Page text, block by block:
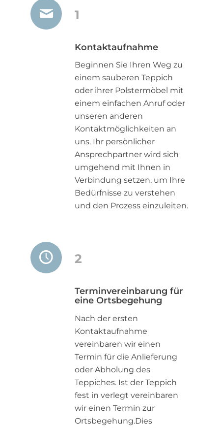
1
Kontaktaufnahme
Beginnen Sie Ihren Weg zu
einem sauberen Teppich
oder ihrer Polstermöbel mit
einem einfachen Anruf oder
unseren anderen
Kontaktmöglichkeiten an
uns. Ihr persönlicher
Ansprechpartner wird sich
umgehend mit Ihnen in
Verbindung setzen, um Ihre
Bedürfnisse zu verstehen
und den Prozess einzuleiten.
2
Terminvereinbarung für
eine Ortsbegehung
Nach der ersten
Kontaktaufnahme
vereinbaren wir einen
Termin für die Anlieferung
oder Abholung des
Teppiches. Ist der Teppich
fest in verlegt vereinbaren
wir einen Termin zur
Ortsbegehung.Dies